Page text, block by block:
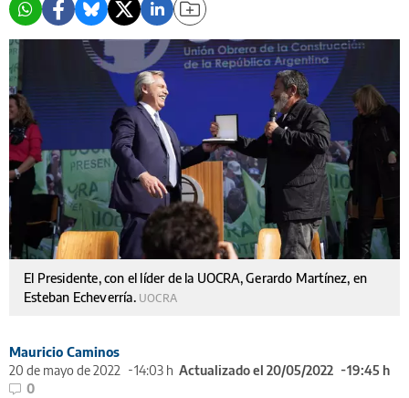
El Presidente, con el líder de la UOCRA, Gerardo Martínez, en
Esteban Echeverría. UOCRA
Mauricio Caminos
20 de mayo de 2022
14:03 h Actualizado el 20/05/2022
19:45 h
0